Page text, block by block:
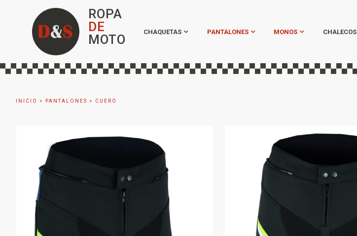
ROPA
DE
MOTO
CHAQUETAS PANTALONES MONOS CHALECOS
INICIO > PANTALONES > CUERO